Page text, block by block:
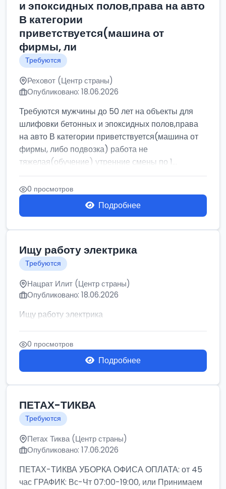
и эпоксидных полов,права на авто
В категории
приветствуется(машина от
фирмы, ли
Требуются
Реховот (Центр страны)
Опубликовано: 18.06.2026
Требуются мужчины до 50 лет на объекты для
шлифовки бетонных и эпоксидных полов,права
на авто В категории приветствуется(машина от
фирмы, либо подвозка) работа не
тяжелая(обучение) утренние смены по 1...
0 просмотров
Подробнее
Ищу работу электрика
Требуются
Нацрат Илит (Центр страны)
Опубликовано: 18.06.2026
Ищу работу электрика
0 просмотров
Подробнее
ПЕТАХ-ТИКВА
Требуются
Петах Тиква (Центр страны)
Опубликовано: 17.06.2026
ПЕТАХ-ТИКВА УБОРКА ОФИСА ОПЛАТА: от 45
час ГРАФИК: Вс-Чт 07:00-19:00, или Принимаем